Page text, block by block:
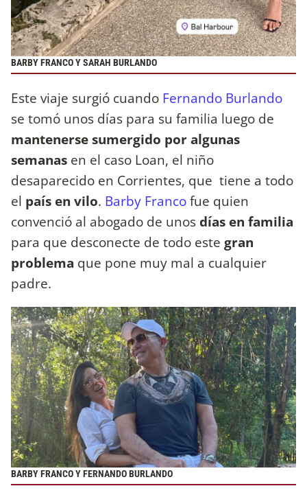
BARBY FRANCO Y SARAH BURLANDO
Este viaje surgió cuando Fernando Burlando
se tomó unos días para su familia luego de
mantenerse sumergido por algunas
semanas en el caso Loan, el niño
desaparecido en Corrientes, que tiene a todo
el país en vilo. Barby Francofue quien
convenció al abogado de unosdías en familia
para que desconecte de todo este gran
problema que pone muy mal a cualquier
padre.
BARBY FRANCO Y FERNANDO BURLANDO